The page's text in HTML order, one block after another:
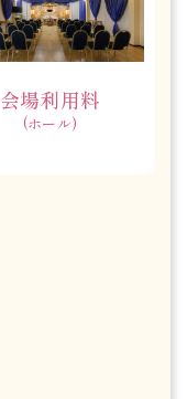
会場利用料
(ホール)